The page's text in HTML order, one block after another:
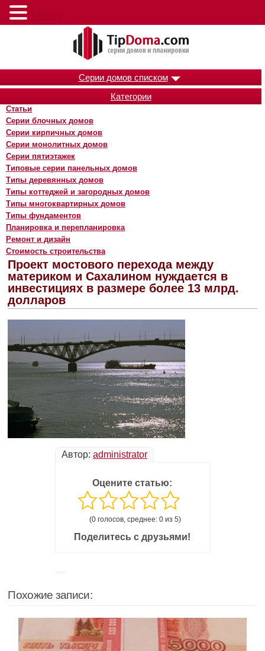
Серии домов списком
Категории
Статьи
Серии блочных домов
Серии кирпичных домов
Серии монолитных домов
Серии пятиэтажек
Типовые серии панельных домов
Типы деревянных домов
Типы коттеджей и загородных домов
Типы многоквартирных домов
Типы фундаментов
Планировка и перепланировка
Ремонт и дизайн
Стоимость строительства
Проект мостового перехода между
материком и Сахалином нуждается в
инвестициях в размере более 13 млрд.
долларов
Автор: administrator
Оцените статью:
(0 голосов, среднее: 0 из 5)
Поделитесь с друзьями!
Похожие записи: